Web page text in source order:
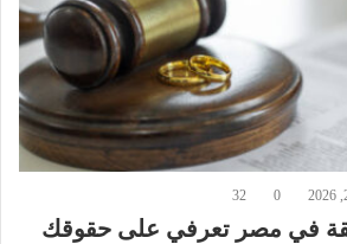
0
32
في مصر تعرفي على حقوقك